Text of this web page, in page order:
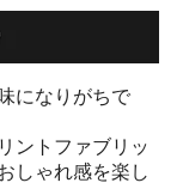
になりがちで
ントファブリッ
しゃれ感を楽し